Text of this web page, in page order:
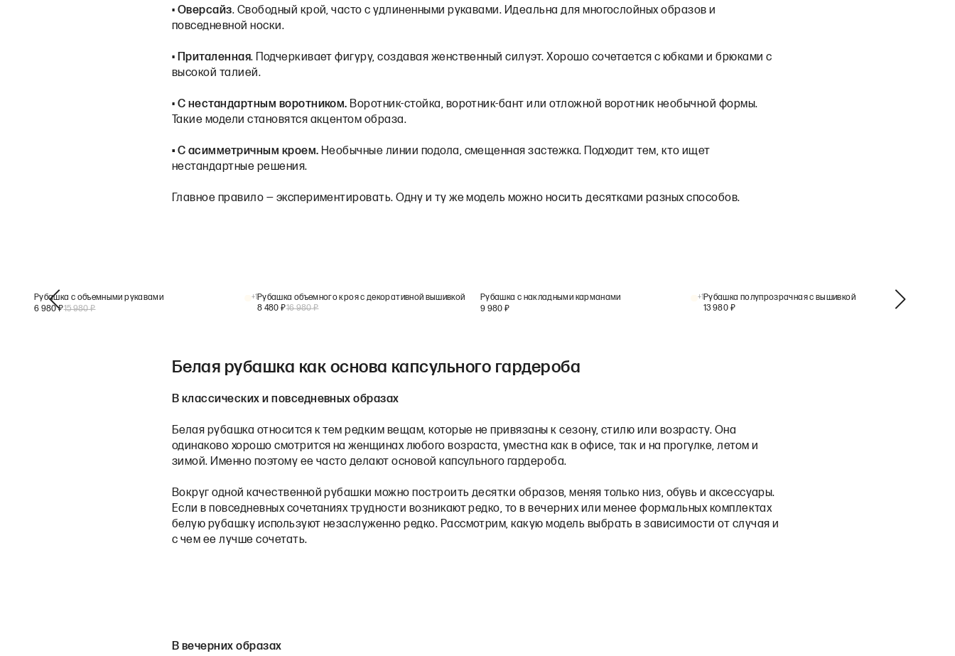
• Оверсайз. Свободный крой, часто с удлиненными рукавами. Идеальна для многослойных образов и
повседневной носки.
• Приталенная. Подчеркивает фигуру, создавая женственный силуэт. Хорошо сочетается с юбками и брюками с
высокой талией.
• С нестандартным воротником. Воротник-стойка, воротник-бант или отложной воротник необычной формы.
Такие модели становятся акцентом образа.
• С асимметричным кроем. Необычные линии подола, смещенная застежка. Подходит тем, кто ищет
нестандартные решения.
Главное правило — экспериментировать. Одну и ту же модель можно носить десятками разных способов.
Рубашка с объемными рукавами
6 980₽15 980₽
+1Рубашка объемного кроя с декоративной вышивкой
8 480 ₽16 980₽
Рубашка с накладными карманами
9 980 ₽
+1Рубашка полупрозрачная с вышивкой
13 980 ₽
Белая рубашка как основа капсульного гардероба
В классических и повседневных образах
Белая рубашка относится к тем редким вещам, которые не привязаны к сезону, стилю или возрасту. Она
одинаково хорошо смотрится на женщинах любого возраста, уместна как в офисе, так и на прогулке, летом и
зимой. Именно поэтому ее часто делают основой капсульного гардероба.
Вокруг одной качественной рубашки можно построить десятки образов, меняя только низ, обувь и аксессуары.
Если в повседневных сочетаниях трудности возникают редко, то в вечерних или менее формальных комплектах
белую рубашку используют незаслуженно редко. Рассмотрим, какую модель выбрать в зависимости от случая и
с чем ее лучше сочетать.
В вечерних образах